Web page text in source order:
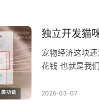
独立开发猫
宠物经济这块
花钱 也就是我
就可以稳定变
2026-03-07